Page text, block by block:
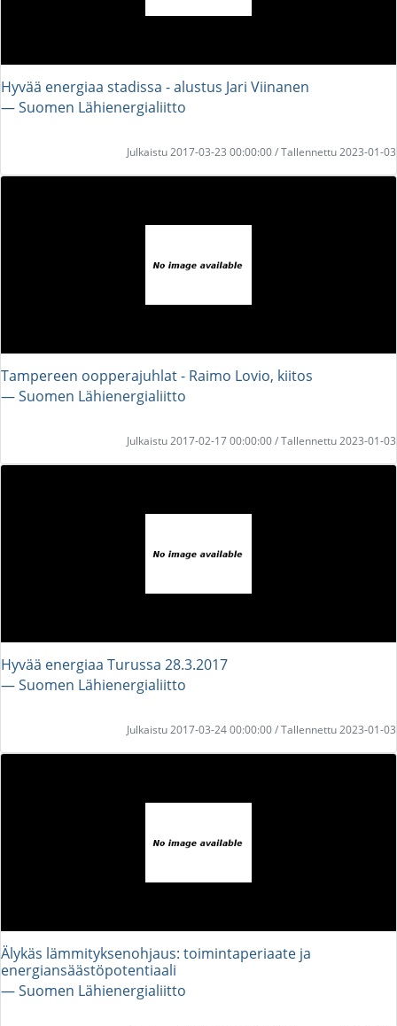
Hyvää energiaa stadissa - alustus Jari Viinanen
― Suomen Lähienergialiitto
Julkaistu 2017-03-23 00:00:00 / Tallennettu 2023-01-03
Tampereen oopperajuhlat - Raimo Lovio, kiitos
― Suomen Lähienergialiitto
Julkaistu 2017-02-17 00:00:00 / Tallennettu 2023-01-03
Hyvää energiaa Turussa 28.3.2017
― Suomen Lähienergialiitto
Julkaistu 2017-03-24 00:00:00 / Tallennettu 2023-01-03
Älykäs lämmityksenohjaus: toimintaperiaate ja
energiansäästöpotentiaali
― Suomen Lähienergialiitto